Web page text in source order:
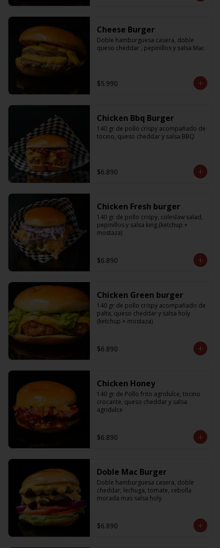
Cheese Burger
Doble hamburguesa casera, doble
queso cheddar , pepinillos y salsa Mac
$5.990
Chicken Bbq Burger
140 gr de pollo crispy acompañado de
tocino, queso cheddar y salsa BBQ
$6.890
Chicken Fresh burger
140 gr de pollo crispy, coleslaw salad,
pepinillos y salsa king.(ketchup +
mostaza)
$6.890
Chicken Green burger
140 gr de pollo crispy acompañado de
palta, queso cheddar y salsa holy
(ketchup + mostaza)
$6.890
Chicken Honey
140 gr de Pollo frito agridulce, tocino
crocante, queso cheddar y salsa
agridulce
$6.890
Doble Mac Burger
Doble hamburguesa casera, doble
cheddar, lechuga, tomate, cebolla
morada mas salsa holy.
$6.890